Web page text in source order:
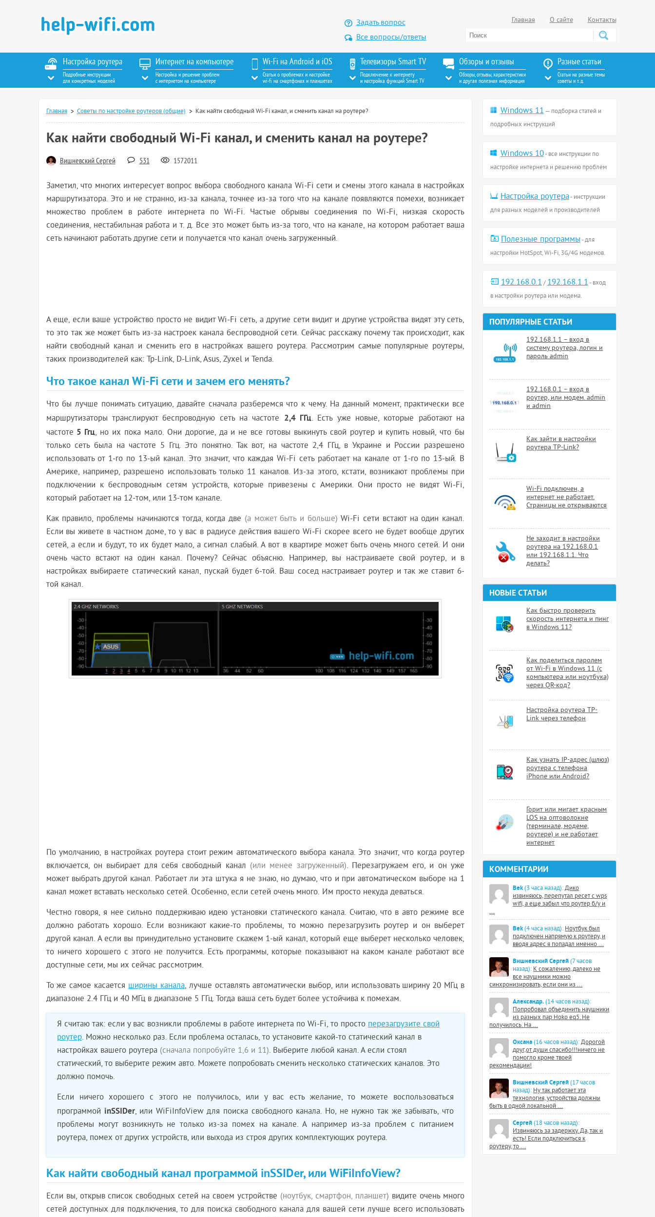
Настройка роутера
Подробные инструкции
для конкретных моделей
Интернет на компьютере
Настройка и решение проблем
с интернетом на компьютере
Wi-Fi на Android и iOS
Статьи о проблемах и настройке
wi-fi на смартфонах и планшетах
Телевизоры Smart TV
Подключение к интернету
и настройка функций Smart TV
Обзоры и отзывы
Обзоры, отзывы, характеристики
и другая полезная информация
Разные статьи
Статьи на разные темы
советы и т. д.
Задать вопрос
Все вопросы/ответы
Главная О сайте Контакты
Главная Советы по настройке роутеров (общие) Как найти свободный Wi-Fi канал, и сменить канал на роутере?
Как найти свободный Wi-Fi канал, и сменить канал на роутере?
Вишневский Сергей 531 1572011
Заметил, что многих интересует вопрос выбора свободного канала Wi-Fi сети и смены этого канала в настройках
маршрутизатора. Это и не странно, из-за канала, точнее из-за того что на канале появляются помехи, возникает
множество проблем в работе интернета по Wi-Fi. Частые обрывы соединения по Wi-Fi, низкая скорость
соединения, нестабильная работа и т. д. Все это может быть из-за того, что на канале, на котором работает ваша
сеть начинают работать другие сети и получается что канал очень загруженный.
А еще, если ваше устройство просто не видит Wi-Fi сеть, а другие сети видит и другие устройства видят эту сеть,
то это так же может быть из-за настроек канала беспроводной сети. Сейчас расскажу почему так происходит, как
найти свободный канал и сменить его в настройках вашего роутера. Рассмотрим самые популярные роутеры,
таких производителей как: Tp-Link, D-Link, Asus, Zyxel и Tenda.
Что такое канал Wi-Fi сети и зачем его менять?
Что бы лучше понимать ситуацию, давайте сначала разберемся что к чему. На данный момент, практически все
маршрутизаторы транслируют беспроводную сеть на частоте 2,4 ГГц. Есть уже новые, которые работают на
частоте 5 Ггц, но их пока мало. Они дорогие, да и не все готовы выкинуть свой роутер и купить новый, что бы
только сеть была на частоте 5 Ггц. Это понятно. Так вот, на частоте 2,4 ГГц, в Украине и России разрешено
использовать от 1-го по 13-ый канал. Это значит, что каждая Wi-Fi сеть работает на канале от 1-го по 13-ый. В
Америке, например, разрешено использовать только 11 каналов. Из-за этого, кстати, возникают проблемы при
подключении к беспроводным сетям устройств, которые привезены с Америки. Они просто не видят Wi-Fi,
который работает на 12-том, или 13-том канале.
Как правило, проблемы начинаются тогда, когда две (а может быть и больше) Wi-Fi сети встают на один канал.
Если вы живете в частном доме, то у вас в радиусе действия вашего Wi-Fi скорее всего не будет вообще других
сетей, а если и будут, то их будет мало, а сигнал слабый. А вот в квартире может быть очень много сетей. И они
очень часто встают на один канал. Почему? Сейчас объясню. Например, вы настраиваете свой роутер, и в
настройках выбираете статический канал, пускай будет 6-той. Ваш сосед настраивает роутер и так же ставит 6-
той канал.
По умолчанию, в настройках роутера стоит режим автоматического выбора канала. Это значит, что когда роутер
включается, он выбирает для себя свободный канал (или менее загруженный). Перезагружаем его, и он уже
может выбрать другой канал. Работает ли эта штука я не знаю, но думаю, что и при автоматическом выборе на 1
канал может вставать несколько сетей. Особенно, если сетей очень много. Им просто некуда деваться.
Честно говоря, я нее сильно поддерживаю идею установки статического канала. Считаю, что в авто режиме все
должно работать хорошо. Если возникают какие-то проблемы, то можно перезагрузить роутер и он выберет
другой канал. А если вы принудительно установите скажем 1-ый канал, который еще выберет несколько человек,
то ничего хорошего с этого не получится. Есть программы, которые показывают на каком канале работают все
доступные сети, мы их сейчас рассмотрим.
То же самое касаетсяширины канала, лучше оставлять автоматически выбор, или использовать ширину 20 МГц в
диапазоне 2.4 ГГц и 40 МГц в диапазоне 5 ГГц. Тогда ваша сеть будет более устойчива к помехам.
Я считаю так: если у вас возникли проблемы в работе интернета по Wi-Fi, то просто перезагрузите свой
роутер. Можно несколько раз. Если проблема осталась, то установите какой-то статический канал в
настройках вашего роутера (сначала попробуйте 1,6 и 11). Выберите любой канал. А если стоял
статический, то выберите режим авто. Можете попробовать сменить несколько статических каналов. Это
должно помочь.
Если ничего хорошего с этого не получилось, или у вас есть желание, то можете воспользоваться
программой inSSIDer, или WiFiInfoView для поиска свободного канала. Но, не нужно так же забывать, что
проблемы могут возникнуть не только из-за помех на канале. А например из-за проблем с питанием
роутера, помех от других устройств, или выхода из строя других комплектующих роутера.
Как найти свободный канал программой inSSIDer, или WiFiInfoView?
Если вы, открыв список свободных сетей на своем устройстве (ноутбук, смартфон, планшет) видите очень много
сетей доступных для подключения, то для поиска свободного канала для вашей сети лучше всего использовать
Windows 11 — подборка статей и
подробных инструкций
Windows 10- все инструкции по
настройке интернета и решению проблем
Настройка роутера- инструкции
для разных моделей и производителей
Полезные программы- для
настройки HotSpot, Wi-Fi, 3G/4G модемов.
192.168.0.1 /192.168.1.1- вход
в настройки роутера или модема.
ПОПУЛЯРНЫЕ СТАТЬИ
192.168.1.1 – вход в
систему роутера, логин и
пароль admin
192.168.0.1 – вход в
роутер, или модем. admin
и admin
Как зайти в настройки
роутера TP-Link?
Wi-Fi подключен, а
интернет не работает.
Страницы не открываются
Не заходит в настройки
роутера на 192.168.0.1
или 192.168.1.1. Что
делать?
НОВЫЕ СТАТЬИ
Как быстро проверить
скорость интернета и пинг
в Windows 11?
Как поделиться паролем
от Wi-Fi в Windows 11 (с
компьютера или ноутбука)
через QR-код?
Настройка роутера TP-
Link через телефон
Как узнать IP-адрес (шлюз)
роутера с телефона
iPhone или Android?
Горит или мигает красным
LOS на оптоволокне
(терминале, модеме,
роутере) и не работает
интернет
КОММЕНТАРИИ
Bek(3 часа назад): Дико
извиняюсь, перепутал ресет с wps
wifi, а еще забыл что роутер б/у и
...
Bek(4 часа назад): Ноутбук был
подключен напрямую к роутеру, и
вводя адрес я попадал именно ...
Вишневский Сергей (7 часов
назад): К сожалению, далеко не
все наушники можно
синхронизировать, если они из ...
Александр. (14 часов назад):
Попробовал объединить наушники
из разных пар Hoko eq5. Не
получилось. На ...
Оксана (16 часов назад): Дорогой
друг,от души спасибо!!!ничего не
помогло кроме твоей
рекомендации!
Вишневский Сергей (17 часов
назад): Ну так работает эта
технология, устройства должны
быть в одной локальной ...
Сергей (18 часов назад):
Извиняюсь за задержку. Да, так и
есть! Если подключиться к
роутеру, то ...